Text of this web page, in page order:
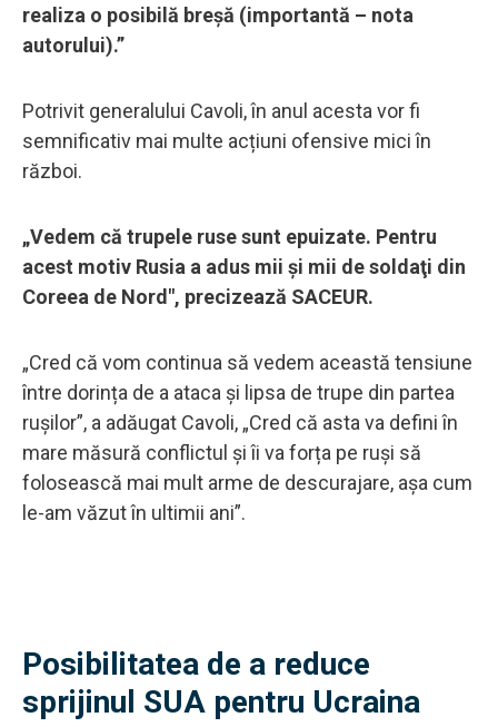
realiza o posibilă breșă (importantă – nota
autorului).”
Potrivit generalului Cavoli, în anul acesta vor fi
semnificativ mai multe acțiuni ofensive mici în
război.
„Vedem că trupele ruse sunt epuizate. Pentru
acest motiv Rusia a adus mii şi mii de soldaţi din
Coreea de Nord", precizează SACEUR.
„Cred că vom continua să vedem această tensiune
între dorința de a ataca și lipsa de trupe din partea
rușilor”, a adăugat Cavoli, „Cred că asta va defini în
mare măsură conflictul și îi va forța pe ruși să
folosească mai mult arme de descurajare, așa cum
le-am văzut în ultimii ani”.
Posibilitatea de a reduce
sprijinul SUA pentru Ucraina